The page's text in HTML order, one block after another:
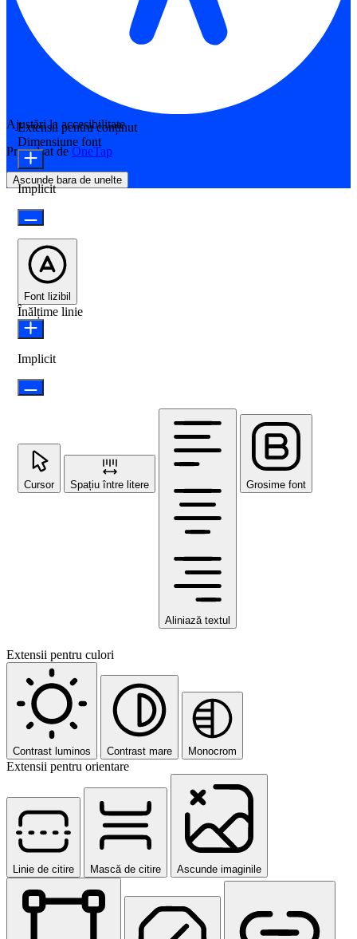
Ajustări la accesibilitate
Propulsat de OneTap
Ascunde bara de unelte
Extensii pentru conținut
Dimensiune font
Implicit
Font lizibil
Înălțime linie
Implicit
Cursor Spațiu între litere
Aliniază textul
Grosime font
Extensii pentru culori
Contrast luminos Contrast mare Monocrom
Extensii pentru orientare
Linie de citire Mască de citire Ascunde imaginile